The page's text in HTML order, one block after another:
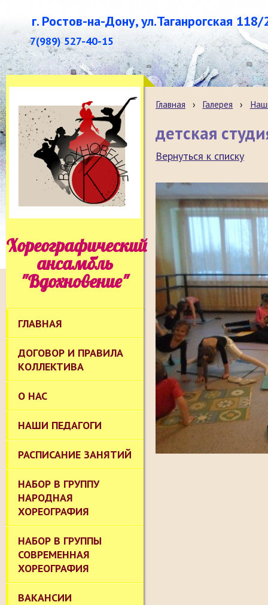
г. Ростов-на-Дону, ул.Таганрогская 118/
7(989) 527-40-15
Хореографический
ансамбль
"Вдохновение"
ГЛАВНАЯ
ДОГОВОР И ПРАВИЛА
КОЛЛЕКТИВА
О НАС
НАШИ ПЕДАГОГИ
РАСПИСАНИЕ ЗАНЯТИЙ
НАБОР В ГРУППУ
НАРОДНАЯ
ХОРЕОГРАФИЯ
НАБОР В ГРУППЫ
СОВРЕМЕННАЯ
ХОРЕОГРАФИЯ
ВАКАНСИИ
Главная › Галерея ›
детская
Вернуться к списку